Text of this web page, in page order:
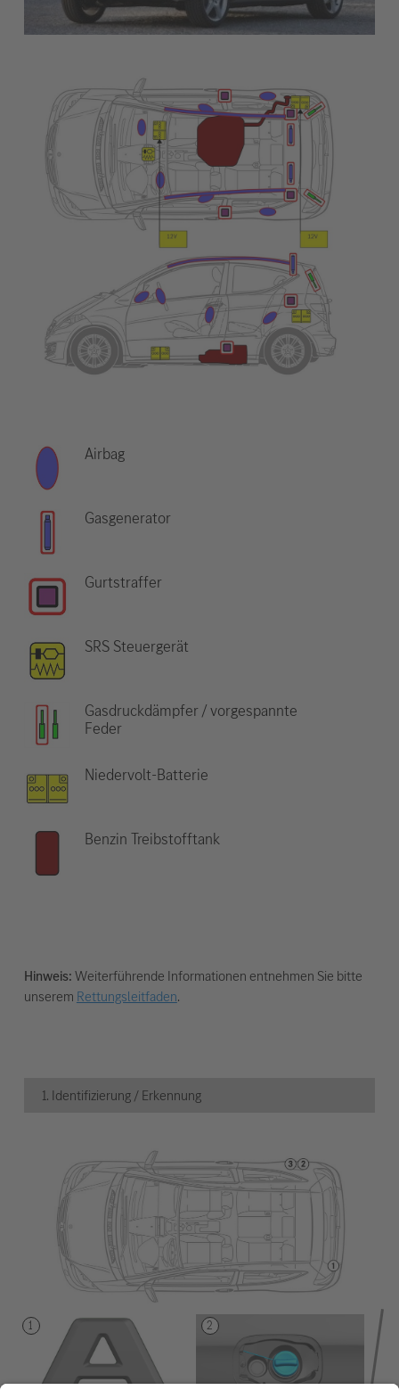
Airbag
Gasgenerator
Gurtstraffer
SRS Steuergerät
Gasdruckdämpfer / vorgespannte
Feder
Niedervolt-Batterie
Benzin Treibstofftank
Hinweis:Weiterführende Informationen entnehmen Sie bitte
unserem Rettungsleitfaden.
1. Identifizierung / Erkennung